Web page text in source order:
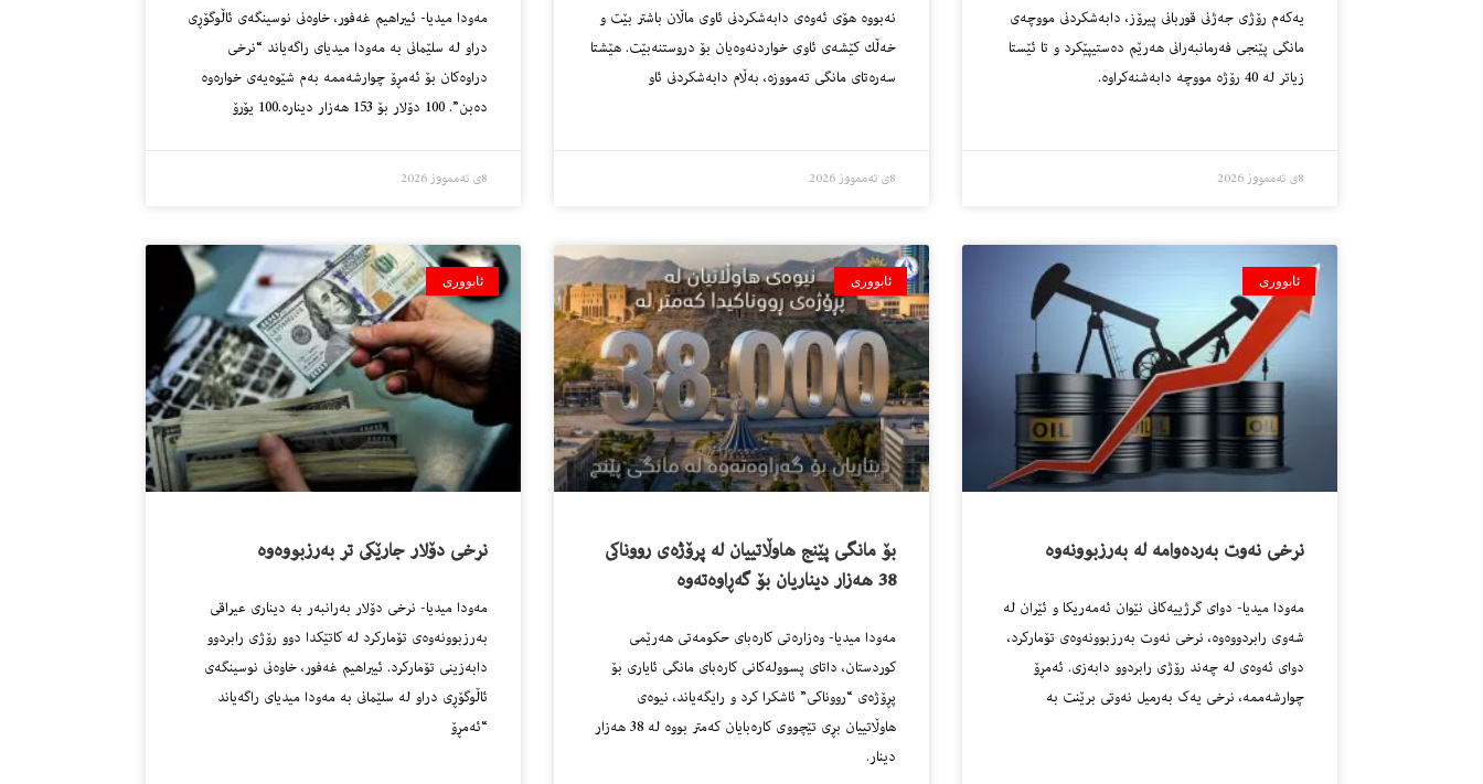
یه‌كه‌م رۆژى جه‌ژنى قوربانى پیرۆز، دابه‌شكردنى مووچه‌ى
مانگى پێنجى فه‌رمانبه‌رانى هه‌رێم ده‌ستیپێكرد و تا ئێستا
زیاتر له‌ 40 رۆژه‌ مووچه‌ دابه‌شنه‌كراوه‌.
8ی تەممووز 2026
نه‌بووه‌ هۆى ئه‌وه‌ى دابه‌شكردنى ئاوى ماڵان باشتر بێت و
خه‌ڵك كێشه‌ى ئاوى خواردنه‌وه‌یان بۆ دروستنه‌بێت. هێشتا
سه‌ره‌تاى مانگى ته‌مووزه‌، به‌ڵام دابه‌شكردنى ئاو
8ی تەممووز 2026
مه‌ودا میدیا- ئیبراهیم غه‌فور، خاوه‌نى نوسینگه‌ى ئاڵوگۆڕى
دراو له‌ سلێمانى به‌ مه‌ودا میدیاى راگه‌یاند “نرخى
دراوه‌كان بۆ ئه‌مڕۆ چوارشه‌ممه‌ به‌م شێوه‌یه‌ى خواره‌وه‌
ده‌بن”. 100 دۆلار بۆ 153 هه‌زار دینارە.100 یۆرۆ
8ی تەممووز 2026
ئابووری
نرخى نه‌وت به‌رده‌وامه‌ له‌ به‌رزبوونه‌وه‌
مه‌ودا میدیا- دواى گرژییه‌كانى نێوان ئەمەریکا و ئێران له‌
شه‌وى رابردووه‌وه‌، نرخی نەوت به‌رزبوونه‌وه‌ى تۆمارکرد،
دواى ئه‌وه‌ى له‌ چه‌ند رۆژى رابردوو دابه‌زی. ئەمڕۆ
چوارشەممە، نرخی یەک بەرمیل نەوتی برێنت بە
ئابووری
بۆ مانگى پێنج هاوڵاتییان له‌ پرۆژه‌ى رووناكى
38 هه‌زار دیناریان بۆ گه‌ڕاوه‌ته‌وه‌
مه‌ودا میدیا- وەزارەتی کارەبای حکومەتی هەرێمی
کوردستان، داتای پسوولەکانی کارەبای مانگی ئایاری بۆ
پڕۆژەی “رووناکی” ئاشکرا کرد و رایگەیاند، نیوەی
هاوڵاتییان بڕی تێچووی کارەبایان کەمتر بووە لە 38 هەزار
دینار.
ئابووری
نرخى دۆلار جارێكى تر به‌رزبووه‌وه‌
مه‌ودا میدیا- نرخى دۆلار به‌رانبه‌ر به‌ دینارى عیراقى
به‌رزبوونه‌وه‌ى تۆماركرد له‌ كاتێكدا دوو رۆژى رابردوو
دابه‌زینى تۆماركرد. ئیبراهیم غه‌فور، خاوه‌نى نوسینگه‌ى
ئاڵوگۆڕى دراو له‌ سلێمانى به‌ مه‌ودا میدیاى راگه‌یاند
“ئه‌مڕۆ